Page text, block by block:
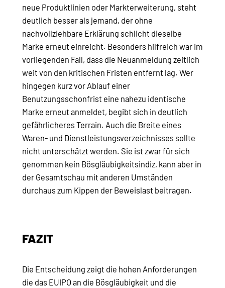
neue Produktlinien oder Markterweiterung, steht
deutlich besser als jemand, der ohne
nachvollziehbare Erklärung schlicht dieselbe
Marke erneut einreicht. Besonders hilfreich war im
vorliegenden Fall, dass die Neuanmeldung zeitlich
weit von den kritischen Fristen entfernt lag. Wer
hingegen kurz vor Ablauf einer
Benutzungsschonfrist eine nahezu identische
Marke erneut anmeldet, begibt sich in deutlich
gefährlicheres Terrain. Auch die Breite eines
Waren- und Dienstleistungsverzeichnisses sollte
nicht unterschätzt werden. Sie ist zwar für sich
genommen kein Bösgläubigkeitsindiz, kann aber in
der Gesamtschau mit anderen Umständen
durchaus zum Kippen der Beweislast beitragen.
FAZIT
Die Entscheidung zeigt die hohen Anforderungen
die das EUIPO an die Bösgläubigkeit und die